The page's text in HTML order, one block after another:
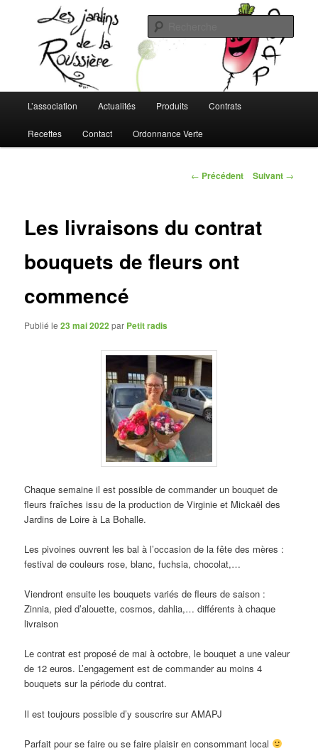
Les Jardins de la Roussière
L'AMAP de Montreuil-Juigné !
principal
L’association Actualités Produits Contrats
Recettes Contact Ordonnance Verte
Navigation
← Précédent Suivant →
Les livraisons du contrat
bouquets de fleurs ont
commencé
Publié le23 mai 2022par Petit radis
Chaque semaine il est possible de commander un bouquet de
fleurs fraîches issu de la production de Virginie et Mickaël des
Jardins de Loire à La Bohalle.
Les pivoines ouvrent les bal à l’occasion de la fête des mères :
festival de couleurs rose, blanc, fuchsia, chocolat,…
Viendront ensuite les bouquets variés de fleurs de saison :
Zinnia, pied d’alouette, cosmos, dahlia,… différents à chaque
livraison
Le contrat est proposé de mai à octobre, le bouquet a une valeur
de 12 euros. L’engagement est de commander au moins 4
bouquets sur la période du contrat.
Il est toujours possible d’y souscrire sur AMAPJ
Parfait pour se faire ou se faire plaisir en consommant local